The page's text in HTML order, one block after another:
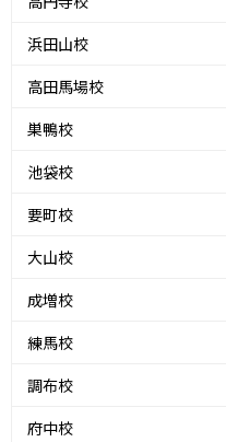
浜田山校
高田馬場校
巣鴨校
池袋校
要町校
大山校
成増校
練馬校
調布校
府中校